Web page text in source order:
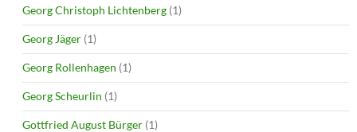
Georg Christoph Lichtenberg (1)
Georg Jäger (1)
Georg Rollenhagen (1)
Georg Scheurlin (1)
Gottfried August Bürger (1)